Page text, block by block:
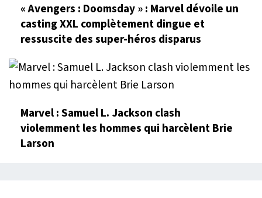
« Avengers : Doomsday » : Marvel dévoile un
casting XXL complètement dingue et
ressuscite des super-héros disparus
Marvel : Samuel L. Jackson clash
violemment les hommes qui harcèlent Brie
Larson